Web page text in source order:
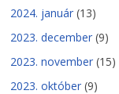
2024. január (13)
2023. december (9)
2023. november (15)
2023. október (9)